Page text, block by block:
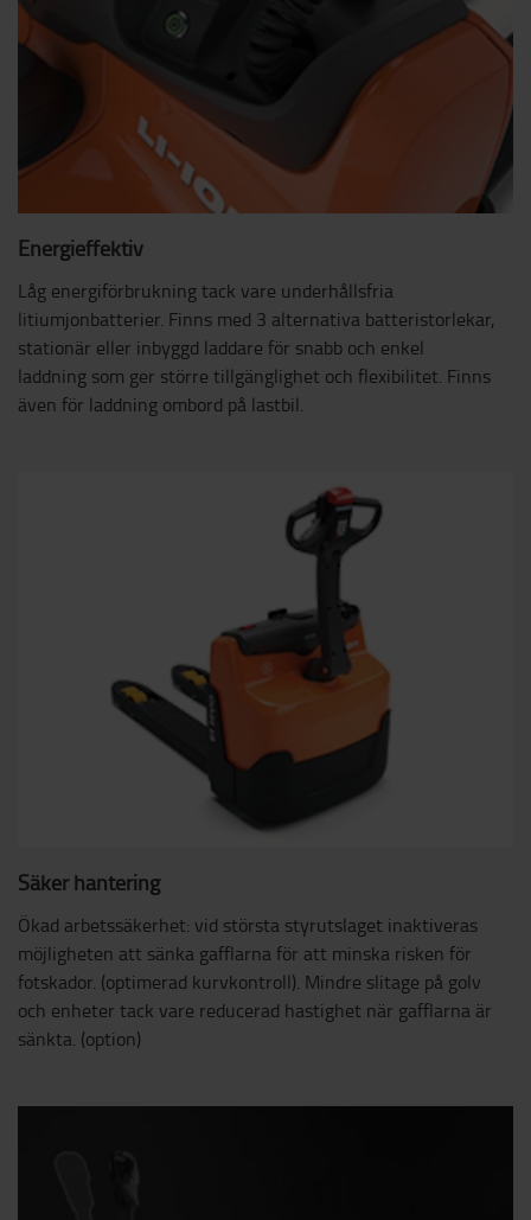
Energieffektiv
Låg energiförbrukning tack vare underhållsfria
litiumjonbatterier. Finns med 3 alternativa batteristorlekar,
stationär eller inbyggd laddare för snabb och enkel
laddning som ger större tillgänglighet och flexibilitet. Finns
även för laddning ombord på lastbil.
Säker hantering
Ökad arbetssäkerhet: vid största styrutslaget inaktiveras
möjligheten att sänka gafflarna för att minska risken för
fotskador. (optimerad kurvkontroll). Mindre slitage på golv
och enheter tack vare reducerad hastighet när gafflarna är
sänkta. (option)